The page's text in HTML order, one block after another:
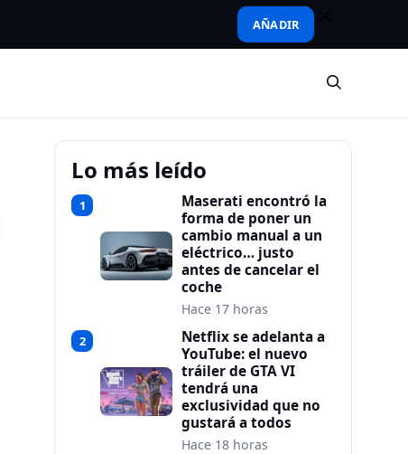
AÑADIR
Lo más leído
1
Maserati encontró la
forma de poner un
cambio manual a un
eléctrico… justo
antes de cancelar el
coche
Hace 17 horas
2
Netflix se adelanta a
YouTube: el nuevo
tráiler de GTA VI
tendrá una
exclusividad que no
gustará a todos
Hace 18 horas